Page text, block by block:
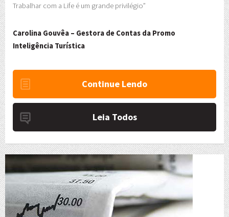
Trabalhar com a Life é um grande privilégio”
Carolina Gouvêa – Gestora de Contas da Promo
Inteligência Turística
Continue Lendo
Leia Todos